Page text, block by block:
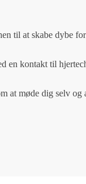
til at skabe dybe
en kontakt til
at møde dig selv og